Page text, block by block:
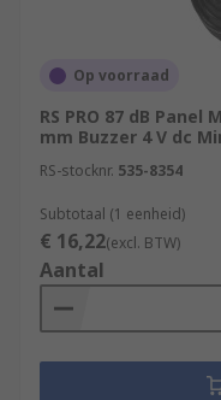
Op voorraad
RS PRO 87 dB
mm Buzzer 4 V dc
RS-stocknr. 535-8354
Subtotaal (1 eenheid)
€ 16,22(excl. BTW)
Aantal